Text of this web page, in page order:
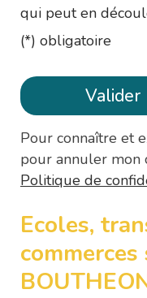
qui peut en
(*) obligatoire
Pour connaître et
pour annuler mon
Politique de
Ecoles,